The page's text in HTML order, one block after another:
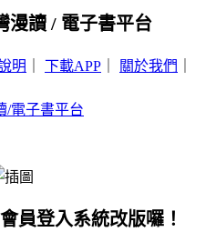
讀 / 電子書平台
明 下載APP 關於我們
員登入系統改版囉！